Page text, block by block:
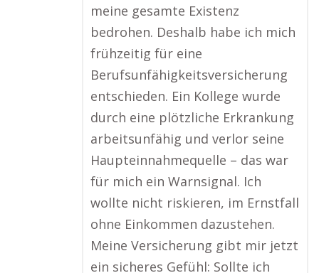
meine gesamte Existenz
bedrohen. Deshalb habe ich mich
frühzeitig für eine
Berufsunfähigkeitsversicherung
entschieden. Ein Kollege wurde
durch eine plötzliche Erkrankung
arbeitsunfähig und verlor seine
Haupteinnahmequelle – das war
für mich ein Warnsignal. Ich
wollte nicht riskieren, im Ernstfall
ohne Einkommen dazustehen.
Meine Versicherung gibt mir jetzt
ein sicheres Gefühl: Sollte ich